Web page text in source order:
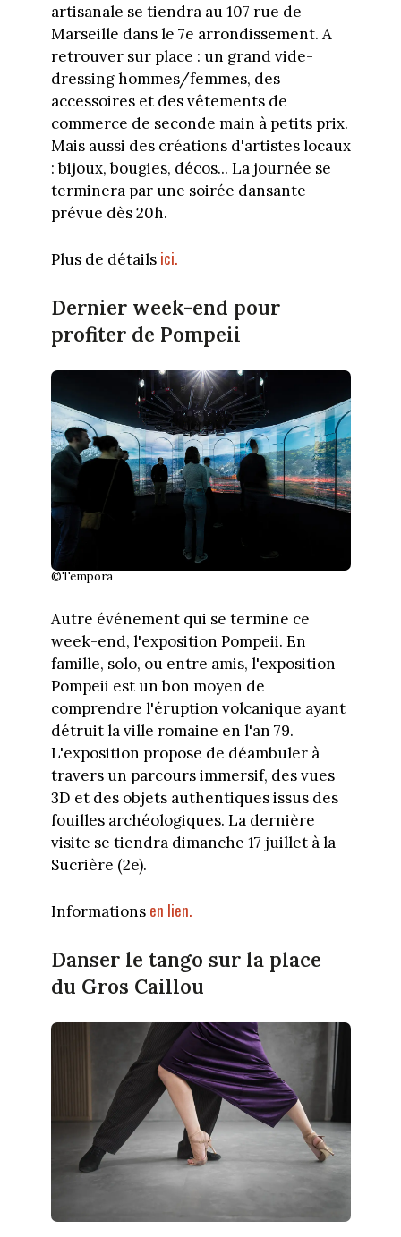
artisanale se tiendra au 107 rue de
Marseille dans le 7e arrondissement. A
retrouver sur place : un grand vide-
dressing hommes/femmes, des
accessoires et des vêtements de
commerce de seconde main à petits prix.
Mais aussi des créations d'artistes locaux
: bijoux, bougies, décos... La journée se
terminera par une soirée dansante
prévue dès 20h.
Plus de détails ici.
Dernier week-end pour
profiter de Pompeii
©Tempora
Autre événement qui se termine ce
week-end, l'exposition Pompeii. En
famille, solo, ou entre amis, l'exposition
Pompeii est un bon moyen de
comprendre l'éruption volcanique ayant
détruit la ville romaine en l'an 79.
L'exposition propose de déambuler à
travers un parcours immersif, des vues
3D et des objets authentiques issus des
fouilles archéologiques. La dernière
visite se tiendra dimanche 17 juillet à la
Sucrière (2e).
Informations en lien.
Danser le tango sur la place
du Gros Caillou